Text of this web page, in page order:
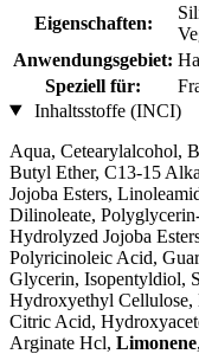
Eigenschaften:
Anwendungsgebiet:
Speziell für:
Inhaltsstoffe (INCI)
Aqua, Cetearylalcohol,
Butyl Ether, C13‐15
Jojoba Esters,
Dilinoleate,
Hydrolyzed Jojoba
Polyricinoleic Acid,
Glycerin, Isopentyldiol,
Hydroxyethyl
Citric Acid,
Arginate Hcl, Limonene,